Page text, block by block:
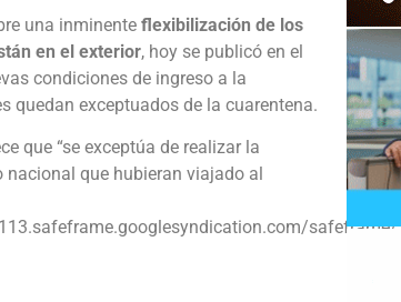
una inminente flexibilización de los
en el exterior, hoy se publicó en el
condiciones de ingreso a la
quedan exceptuados de la cuarentena.
que “se exceptúa de realizar la
que hubieran viajado al
safeframe/